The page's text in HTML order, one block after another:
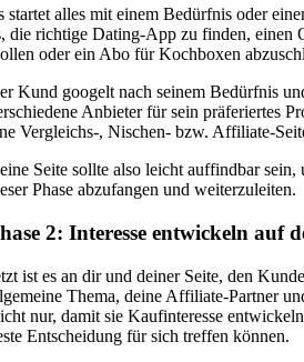
startet alles mit einem Bedürfnis oder
die richtige Dating-App zu finden, einen
oder ein Abo für Kochboxen
Kund googelt nach seinem Bedürfnis
Anbieter für sein präferiertes
Vergleichs-, Nischen- bzw. Affiliate-
Seite sollte also leicht auffindbar
Phase abzufangen und weiterzuleiten.
2: Interesse entwickeln auf
ist es an dir und deiner Seite, den
Thema, deine Affiliate-Partner
nur, damit sie Kaufinteresse
Entscheidung für sich treffen können.